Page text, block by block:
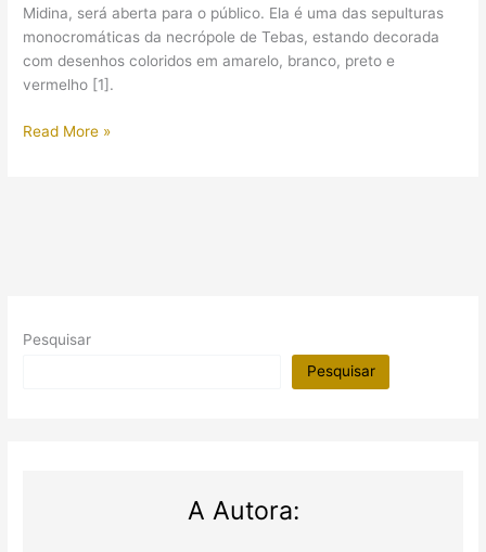
Midina, será aberta para o público. Ela é uma das sepulturas
monocromáticas da necrópole de Tebas, estando decorada
com desenhos coloridos em amarelo, branco, preto e
vermelho [1].
Foi
Read More »
Pesquisar
Pesquisar
A Autora: